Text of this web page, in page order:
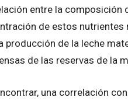
entre la composición
de estos
producción de la leche
de las reservas de la
una correlación